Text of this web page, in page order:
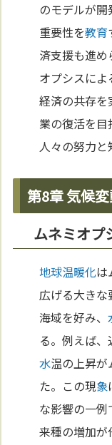
のモデルが
重要性を教育
済支援も進
オプシスに
経済の共存を
業の復活を
人々の努力と
第8章 気候
ムネミオプ
地球温暖化は
広げる大きな
海域を好み、
る。例えば
水温の上昇
た。この現象
な影響の一例
来種の増加が